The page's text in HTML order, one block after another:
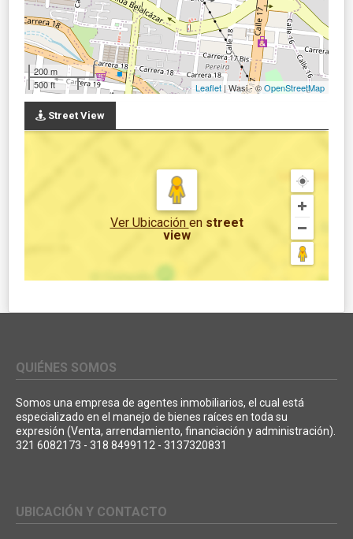
200 m
500 ft
Leaflet | Wasi - ©OpenStreetMap
Street View
Ver Ubicación en street
view
QUIÉNES SOMOS
Somos una empresa de agentes inmobiliarios, el cual está
especializado en el manejo de bienes raíces en toda su
expresión (Venta, arrendamiento, financiación y administración).
321 6082173 - 318 8499112 - 3137320831
UBICACIÓN Y CONTACTO